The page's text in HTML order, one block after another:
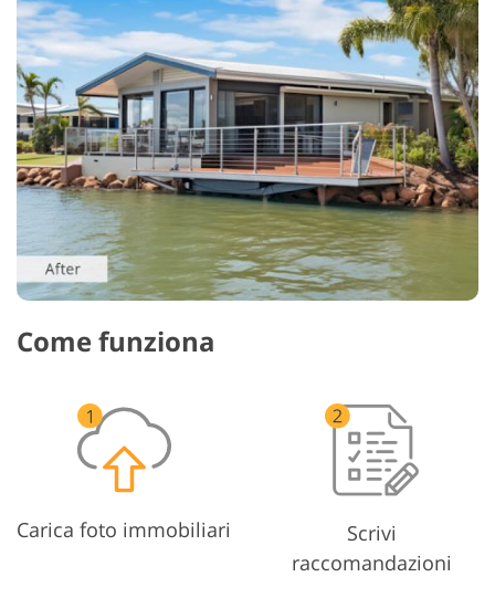
Come funziona
Carica foto immobiliari
Scrivi
raccomandazioni